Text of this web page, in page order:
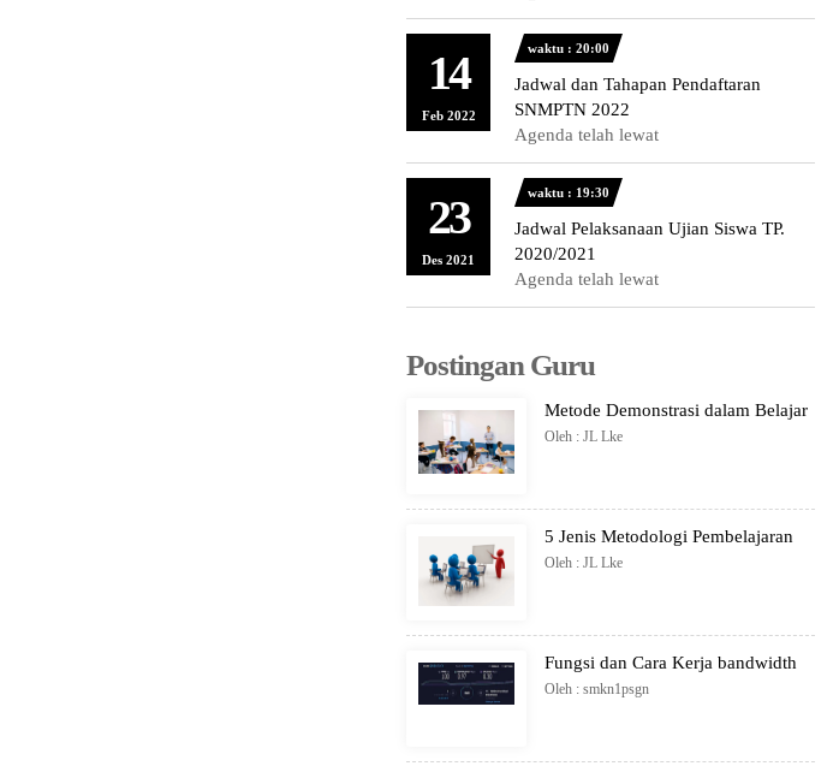
14
Feb 2022
waktu : 20:00
Jadwal dan Tahapan Pendaftaran
SNMPTN 2022
Agenda telah lewat
23
Des 2021
waktu : 19:30
Jadwal Pelaksanaan Ujian Siswa TP.
2020/2021
Agenda telah lewat
Postingan Guru
Metode Demonstrasi dalam Belajar
Oleh : JL Lke
5 Jenis Metodologi Pembelajaran
Oleh : JL Lke
Fungsi dan Cara Kerja bandwidth
Oleh : smkn1psgn